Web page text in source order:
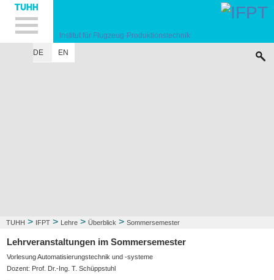
Hauptnavigation
Unternavigation
Inhalt
Suche
Institut für Flugzeug-Produktionstechnik
DE
EN
TUHH > IFPT > Lehre > Überblick > Sommersemester
Lehrveranstaltungen im Sommersemester
Vorlesung Automatisierungstechnik und -systeme
Dozent: Prof. Dr.-Ing. T. Schüppstuhl